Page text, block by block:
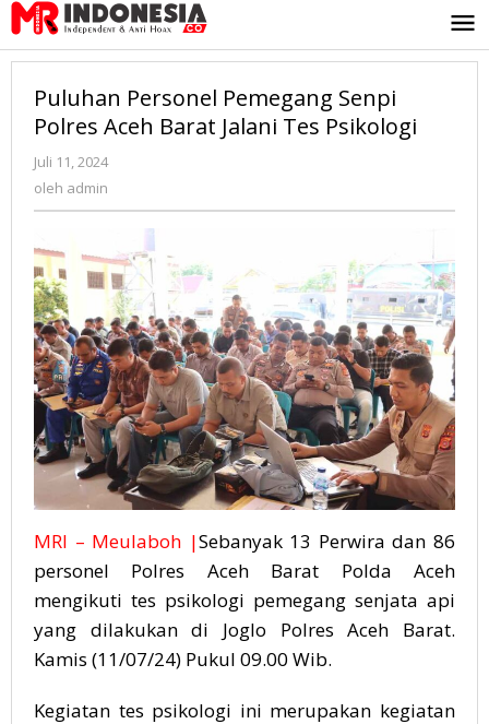
Lewati
ke
konten
Puluhan Personel Pemegang Senpi
Polres Aceh Barat Jalani Tes Psikologi
Juli 11, 2024
oleh admin
MRI – Meulaboh |Sebanyak 13 Perwira dan 86
personel Polres Aceh Barat Polda Aceh
mengikuti tes psikologi pemegang senjata api
yang dilakukan di Joglo Polres Aceh Barat.
Kamis (11/07/24) Pukul 09.00 Wib.
Kegiatan tes psikologi ini merupakan kegiatan